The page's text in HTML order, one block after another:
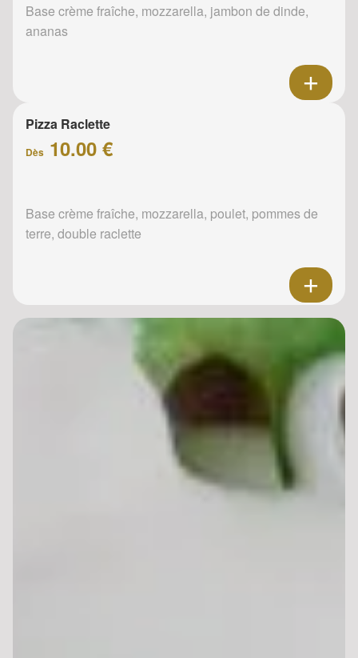
Base crème fraîche, mozzarella, jambon de dinde,
ananas
Pizza Raclette
Dès 10.00 €
Base crème fraîche, mozzarella, poulet, pommes de
terre, double raclette